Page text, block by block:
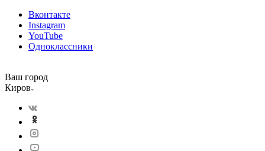
Вконтакте
Instagram
YouTube
Одноклассники
Ваш город
Киров